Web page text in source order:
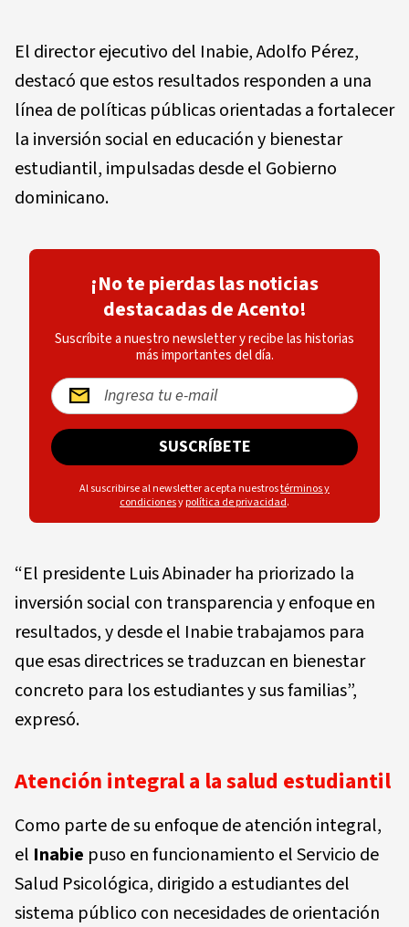
El director ejecutivo del Inabie, Adolfo Pérez,
destacó que estos resultados responden a una
línea de políticas públicas orientadas a fortalecer
la inversión social en educación y bienestar
estudiantil, impulsadas desde el Gobierno
dominicano.
¡No te pierdas las noticias
destacadas de Acento!
Suscríbite a nuestro newsletter y recibe las historias
más importantes del día.
SUSCRÍBETE
Al suscribirse al newsletter acepta nuestrostérminos y
condicionesypolítica de privacidad.
“El presidente Luis Abinader ha priorizado la
inversión social con transparencia y enfoque en
resultados, y desde el Inabie trabajamos para
que esas directrices se traduzcan en bienestar
concreto para los estudiantes y sus familias”,
expresó.
Atención integral a la salud estudiantil
Como parte de su enfoque de atención integral,
el Inabie puso en funcionamiento el Servicio de
Salud Psicológica, dirigido a estudiantes del
sistema público con necesidades de orientación